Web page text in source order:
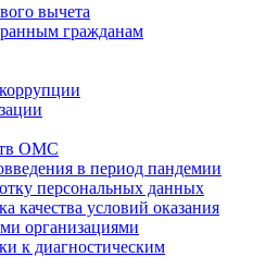
вычета
гражданам
ОМС
в период пандемии
персональных данных
качества условий оказания
организациями
к диагностическим